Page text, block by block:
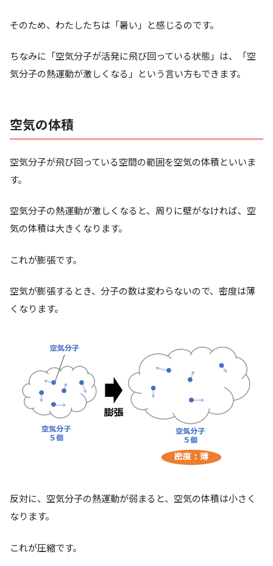
そのため、わたしたちは「暑い」と感じるのです。
ちなみに「空気分子が活発に飛び回っている状態」は、「空
気分子の熱運動が激しくなる 」という言い方もできます。
空気の体積
空気分子が飛び回っている空間の範囲を空気の体積といいま
す。
空気分子の熱運動が激しくなると、周りに壁がなければ、空
気の体積は大きくなります。
これが膨張です。
空気が膨張するとき、分子の数は変わらないので、 密度は薄
くなります。
反対に、空気分子の熱運動が弱まると、空気の体積は小さく
なります。
これが圧縮です。